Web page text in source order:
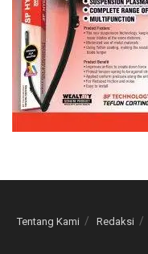
Tentang Kami Redaksi